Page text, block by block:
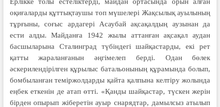
оқиғаларды құт­тықтаушы топ мүшелері Жақсылық ауылының
тұрғыны, соғыс ардагері Асаубай ақсақалдың аузынан да
ести алды. Майданға 1942 жылы аттанған ақсақал аудан
басшыларына Сталинград түбіндегі шайқастарды, екі рет
қатты жараланғанын әңгімелеп берді. Одан бөлек
әскерилендірілген құрылыс батальонының құрамында болып,
бом­бы­ланған теміржолдарды қайта қал­пына келтіру жолында
еңбек еткенін де атап өтті. «Қанды шайқастар, түскен жерін
бірден опырып жіберетін ауыр снарядтар, дамылсыз атылып